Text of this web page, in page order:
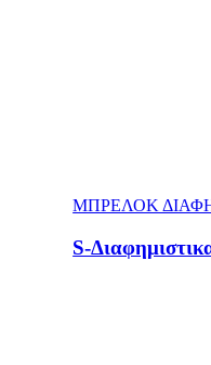
ΜΠΡΕΛΟΚ
S-